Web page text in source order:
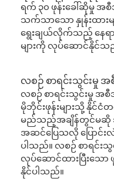
ရက် ၃၀ ဖုန်းခေါ်ဆိုမှု အ
သက်သာသော နှုန်းထားမ
ရွေးချယ်လိုက်သည့် နေရ
များကို လုပ်ဆောင်နိုင်သ
လစဉ် စာရင်းသွင်းမှု အ
လစဉ် စာရင်းသွင်းမှု အစီ
မိုဘိုင်းဖုန်းများသို့ နိုင်ငံတ
မည်သည့်အချိန်တွင်မဆို
အဆင်ပြေသလို ပြောင်
ပါသည်။ လစဉ် စာရင်း
လုပ်ဆောင်ထားပြီးသော
နိုင်ပါသည်။